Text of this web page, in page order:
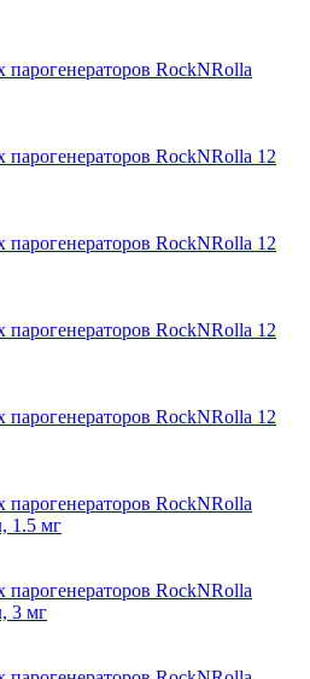
RockNRolla
RockNRolla 12
RockNRolla 12
RockNRolla 12
RockNRolla 12
RockNRolla
1.5 мг
RockNRolla
3 мг